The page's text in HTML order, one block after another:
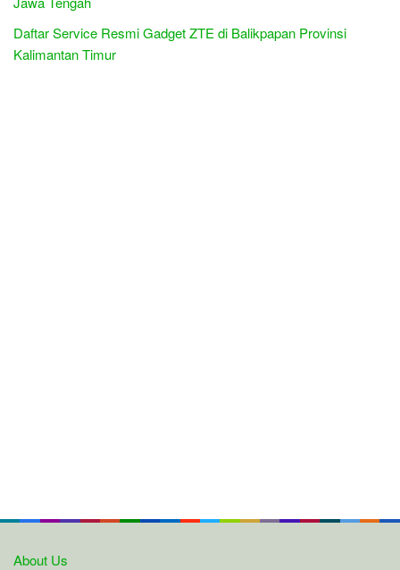
Daftar Service Resmi Gadget ZTE di Balikpapan Provinsi
Kalimantan Timur
About Us